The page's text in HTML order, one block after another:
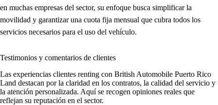
en muchas empresas del sector, su enfoque busca simplificar la
movilidad y garantizar una cuota fija mensual que cubra todos los
servicios necesarios para el uso del vehículo.
Testimonios y comentarios de clientes
Las experiencias clientes renting con British Automobile Puerto Rico
Land destacan por la claridad en los contratos, la calidad del servicio y
la atención personalizada. Aquí se recogen opiniones reales que
reflejan su reputación en el sector.